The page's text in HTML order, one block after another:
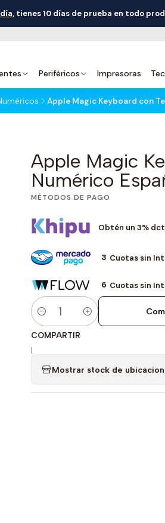
Periféricos Impresoras
, tienes 10 días de prueba en todo
Apple Magic Keyboard con
Apple Magic
Numérico
MÉTODOS DE PAGO
Obtén un 3%
3 Cuotas sin
6 Cuotas sin
Cantidad
COMPARTIR
|
Mostrar stock de